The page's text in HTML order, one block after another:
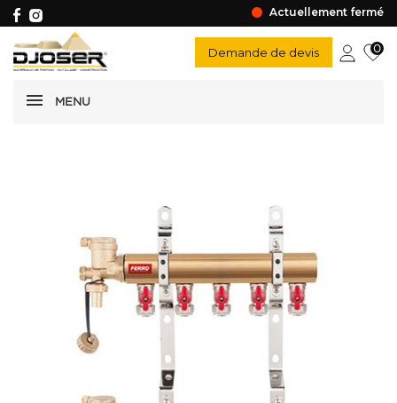
Actuellement fermé
MENU
Demande de devis 0